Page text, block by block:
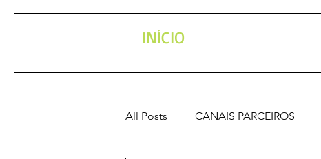
INÍCIO
All Posts CANAIS PARCEIROS